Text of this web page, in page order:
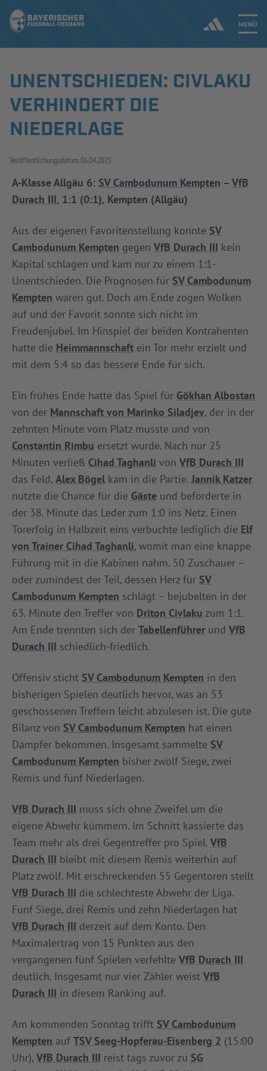
MENÜ
Jetzt einloggen
ERGEBNISSE & WETTBEWERBE
SPIELBETRIEB & VERBANDSLEBEN
AUSBILDUNG & FÖRDERUNG
DER VERBAND
INFOTHEK SPIELPLUS
UNENTSCHIEDEN: CIVLAKU
VERHINDERT DIE
NIEDERLAGE
Veröffentlichungsdatum 06.04.2025
A-Klasse Allgäu 6: SV Cambodunum Kempten – VfB
Durach III, 1:1 (0:1), Kempten (Allgäu)
Aus der eigenen Favoritenstellung konnte SV
Cambodunum Kempten gegen VfB Durach III kein
Kapital schlagen und kam nur zu einem 1:1-
Unentschieden. Die Prognosen für SV Cambodunum
Kempten waren gut. Doch am Ende zogen Wolken
auf und der Favorit sonnte sich nicht im
Freudenjubel. Im Hinspiel der beiden Kontrahenten
hatte die Heimmannschaft ein Tor mehr erzielt und
mit dem 5:4 so das bessere Ende für sich.
Ein frühes Ende hatte das Spiel für Gökhan Albostan
von der Mannschaft von Marinko Siladjev, der in der
zehnten Minute vom Platz musste und von
Constantin Rimbu ersetzt wurde. Nach nur 25
Minuten verließ Cihad Taghanli von VfB Durach III
das Feld, Alex Bögel kam in die Partie. Jannik Katzer
nutzte die Chance für die Gäste und beförderte in
der 38. Minute das Leder zum 1:0 ins Netz. Einen
Torerfolg in Halbzeit eins verbuchte lediglich die Elf
von Trainer Cihad Taghanli, womit man eine knappe
Führung mit in die Kabinen nahm. 50 Zuschauer –
oder zumindest der Teil, dessen Herz für SV
Cambodunum Kempten schlägt – bejubelten in der
63. Minute den Treffer von Driton Civlaku zum 1:1.
Am Ende trennten sich der Tabellenführer und VfB
Durach III schiedlich-friedlich.
Offensiv sticht SV Cambodunum Kempten in den
bisherigen Spielen deutlich hervor, was an 53
geschossenen Treffern leicht abzulesen ist. Die gute
Bilanz von SV Cambodunum Kempten hat einen
Dämpfer bekommen. Insgesamt sammelte SV
Cambodunum Kempten bisher zwölf Siege, zwei
Remis und fünf Niederlagen.
VfB Durach III muss sich ohne Zweifel um die
eigene Abwehr kümmern. Im Schnitt kassierte das
Team mehr als drei Gegentreffer pro Spiel. VfB
Durach III bleibt mit diesem Remis weiterhin auf
Platz zwölf. Mit erschreckenden 55 Gegentoren stellt
VfB Durach III die schlechteste Abwehr der Liga.
Fünf Siege, drei Remis und zehn Niederlagen hat
VfB Durach III derzeit auf dem Konto. Den
Maximalertrag von 15 Punkten aus den
vergangenen fünf Spielen verfehlte VfB Durach III
deutlich. Insgesamt nur vier Zähler weist VfB
Durach III in diesem Ranking auf.
Am kommenden Sonntag trifft SV Cambodunum
Kempten auf TSV Seeg-Hopferau-Eisenberg 2 (15:00
Uhr), VfB Durach III reist tags zuvor zu SG